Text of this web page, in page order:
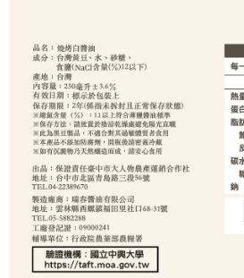
7-11取貨付款
每筆NT$65，滿NT$1,000(含以上)免運費
付款後7-11取貨
每筆NT$65，滿NT$1,000(含以上)免運費
宅配
每筆NT$150，滿NT$2,000(含以上)免運費
無印良品門市自取
免運費